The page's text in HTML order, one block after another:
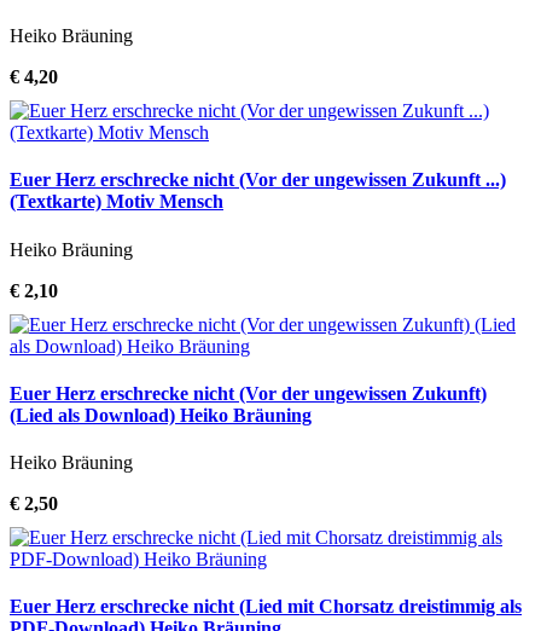
Heiko Bräuning
€ 4,20
Euer Herz erschrecke nicht (Vor der ungewissen Zukunft ...)
(Textkarte) Motiv Mensch
Heiko Bräuning
€ 2,10
Euer Herz erschrecke nicht (Vor der ungewissen Zukunft)
(Lied als Download) Heiko Bräuning
Heiko Bräuning
€ 2,50
Euer Herz erschrecke nicht (Lied mit Chorsatz dreistimmig als